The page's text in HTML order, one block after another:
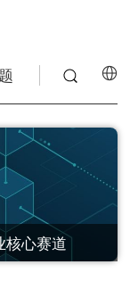
核心赛道